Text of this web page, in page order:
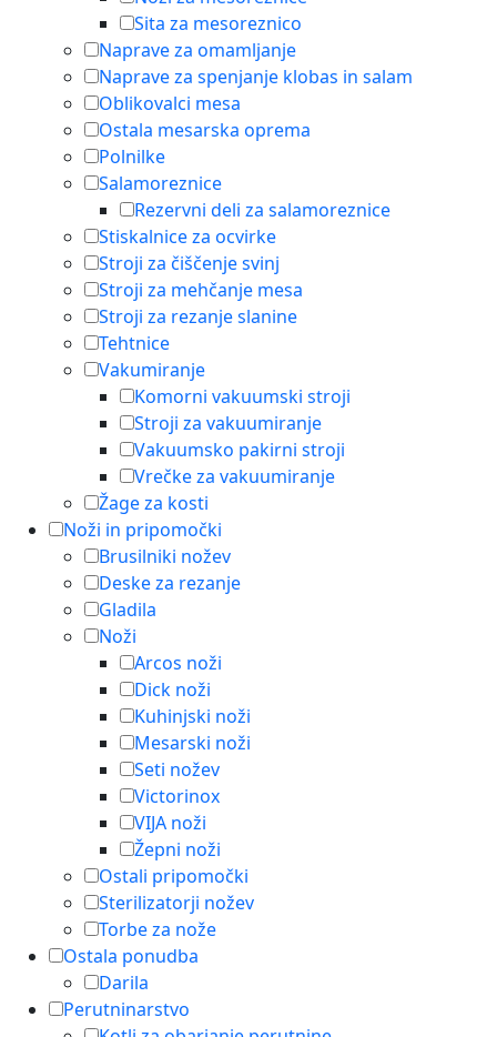
Sita za mesoreznico
Naprave za omamljanje
Naprave za spenjanje klobas in salam
Oblikovalci mesa
Ostala mesarska oprema
Polnilke
Salamoreznice
Rezervni deli za salamoreznice
Stiskalnice za ocvirke
Stroji za čiščenje svinj
Stroji za mehčanje mesa
Stroji za rezanje slanine
Tehtnice
Vakumiranje
Komorni vakuumski stroji
Stroji za vakuumiranje
Vakuumsko pakirni stroji
Vrečke za vakuumiranje
Žage za kosti
Noži in pripomočki
Brusilniki nožev
Deske za rezanje
Gladila
Noži
Arcos noži
Dick noži
Kuhinjski noži
Mesarski noži
Seti nožev
Victorinox
VIJA noži
Žepni noži
Ostali pripomočki
Sterilizatorji nožev
Torbe za nože
Ostala ponudba
Darila
Perutninarstvo